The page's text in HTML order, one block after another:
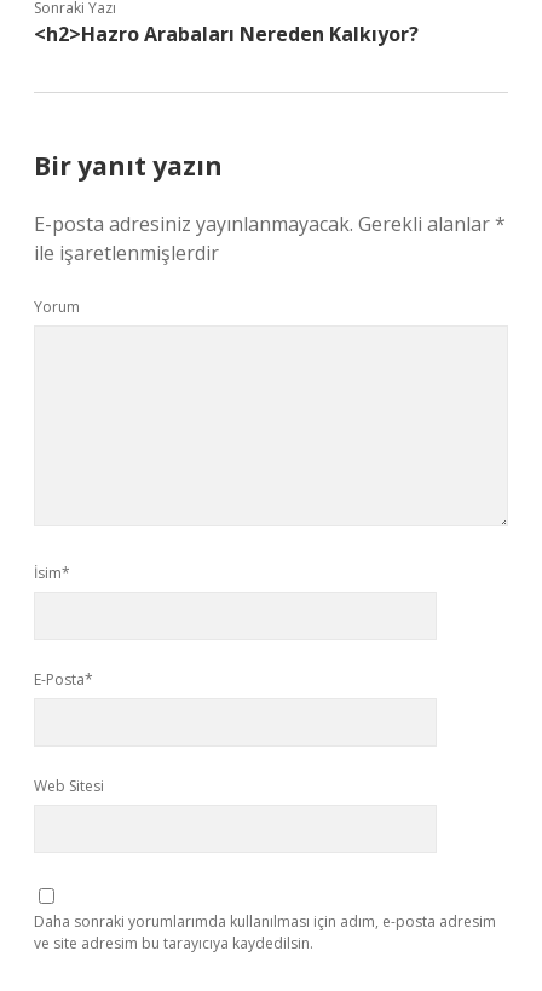
Sonraki Yazı
<h2>Hazro Arabaları Nereden Kalkıyor?
Bir yanıt yazın
E-posta adresiniz yayınlanmayacak. Gerekli alanlar*
ile işaretlenmişlerdir
Yorum
İsim*
E-Posta*
Web Sitesi
Daha sonraki yorumlarımda kullanılması için adım, e-posta adresim
ve site adresim bu tarayıcıya kaydedilsin.